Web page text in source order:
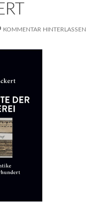
KOMMENTAR HINTERLASSEN